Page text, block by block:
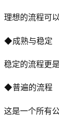
理想的流程可
◆成熟与稳定
稳定的流程更
◆普遍的流程
这是一个所有